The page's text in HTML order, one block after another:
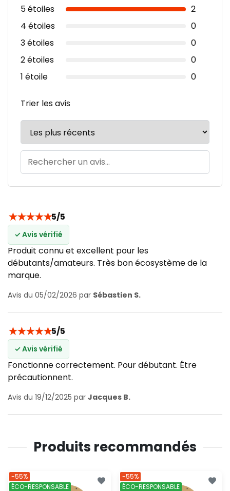
5 étoiles
2
4 étoiles
0
3 étoiles
0
2 étoiles
0
1 étoile
0
Trier les avis
★★★★★5/5
✓ Avis vérifié
Produit connu et excellent pour les
débutants/amateurs. Très bon écosystème de la
marque.
Avis du 05/02/2026 par Sébastien S.
★★★★★5/5
✓ Avis vérifié
Fonctionne correctement. Pour débutant. Être
précautionnent.
Avis du 19/12/2025 par Jacques B.
Produits recommandés
-55%
ÉCO-RESPONSABLE
-55%
ÉCO-RESPONSABLE